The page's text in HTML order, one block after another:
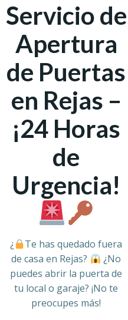
Servicio de
Apertura
de Puertas
en Rejas –
¡24 Horas
de
Urgencia!
¿
Te has quedado fuera
de casa en Rejas?
¿No
puedes abrir la puerta de
tu local o garaje? ¡No te
preocupes más!